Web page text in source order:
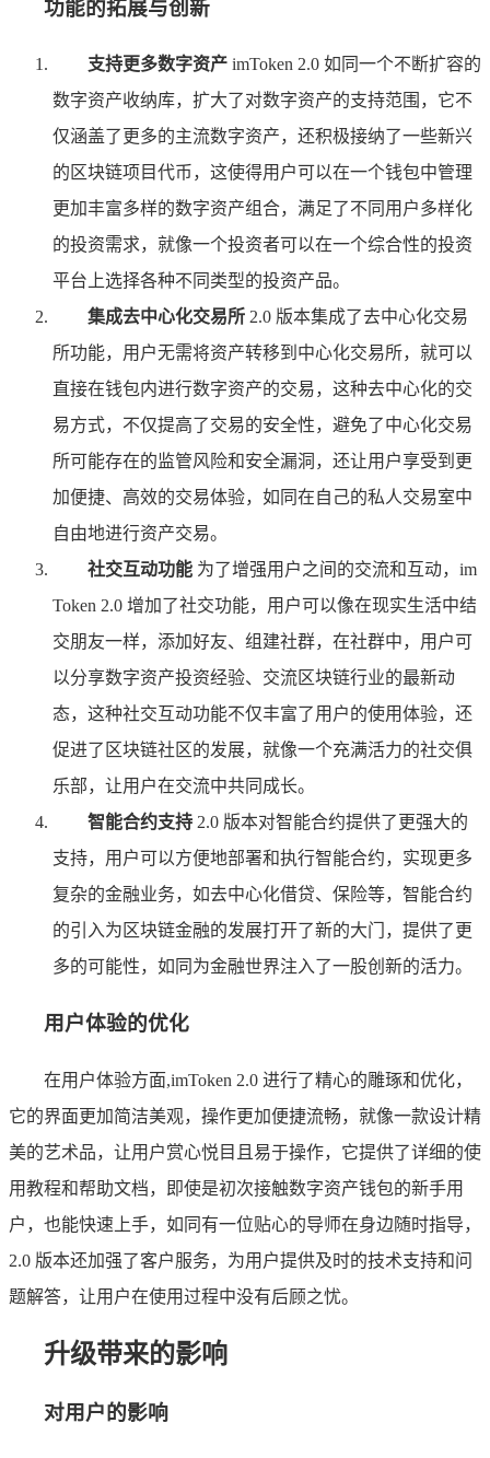
功能的拓展与创新
支持更多数字资产 imToken 2.0 如同一个不断扩容的
数字资产收纳库，扩大了对数字资产的支持范围，它不
仅涵盖了更多的主流数字资产，还积极接纳了一些新兴
的区块链项目代币，这使得用户可以在一个钱包中管理
更加丰富多样的数字资产组合，满足了不同用户多样化
的投资需求，就像一个投资者可以在一个综合性的投资
平台上选择各种不同类型的投资产品。
集成去中心化交易所 2.0 版本集成了去中心化交易
所功能，用户无需将资产转移到中心化交易所，就可以
直接在钱包内进行数字资产的交易，这种去中心化的交
易方式，不仅提高了交易的安全性，避免了中心化交易
所可能存在的监管风险和安全漏洞，还让用户享受到更
加便捷、高效的交易体验，如同在自己的私人交易室中
自由地进行资产交易。
社交互动功能 为了增强用户之间的交流和互动，im
Token 2.0 增加了社交功能，用户可以像在现实生活中结
交朋友一样，添加好友、组建社群，在社群中，用户可
以分享数字资产投资经验、交流区块链行业的最新动
态，这种社交互动功能不仅丰富了用户的使用体验，还
促进了区块链社区的发展，就像一个充满活力的社交俱
乐部，让用户在交流中共同成长。
智能合约支持 2.0 版本对智能合约提供了更强大的
支持，用户可以方便地部署和执行智能合约，实现更多
复杂的金融业务，如去中心化借贷、保险等，智能合约
的引入为区块链金融的发展打开了新的大门，提供了更
多的可能性，如同为金融世界注入了一股创新的活力。
用户体验的优化
在用户体验方面,imToken 2.0 进行了精心的雕琢和优化，
它的界面更加简洁美观，操作更加便捷流畅，就像一款设计精
美的艺术品，让用户赏心悦目且易于操作，它提供了详细的使
用教程和帮助文档，即使是初次接触数字资产钱包的新手用
户，也能快速上手，如同有一位贴心的导师在身边随时指导，
2.0 版本还加强了客户服务，为用户提供及时的技术支持和问
题解答，让用户在使用过程中没有后顾之忧。
升级带来的影响
对用户的影响